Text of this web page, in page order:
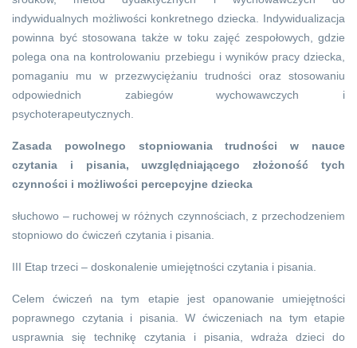
indywidualnych możliwości konkretnego dziecka. Indywidualizacja
powinna być stosowana także w toku zajęć zespołowych, gdzie
polega ona na kontrolowaniu przebiegu i wyników pracy dziecka,
pomaganiu mu w przezwyciężaniu trudności oraz stosowaniu
odpowiednich zabiegów wychowawczych i
psychoterapeutycznych.
Zasada powolnego stopniowania trudności w nauce
czytania i pisania, uwzględniającego złożoność tych
czynności i możliwości percepcyjne dziecka
słuchowo – ruchowej w różnych czynnościach, z przechodzeniem
stopniowo do ćwiczeń czytania i pisania.
III Etap trzeci – doskonalenie umiejętności czytania i pisania.
Celem ćwiczeń na tym etapie jest opanowanie umiejętności
poprawnego czytania i pisania. W ćwiczeniach na tym etapie
usprawnia się technikę czytania i pisania, wdraża dzieci do